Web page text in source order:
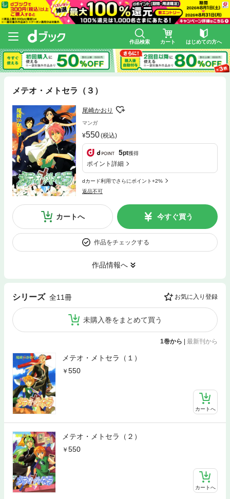
作品検索 カート はじめての方へ
メテオ・メトセラ（３）
尾崎かおり
マンガ
550(税込)
5pt獲得
ポイント詳細
dカード利用でさらにポイント+2%
返品不可
カートへ 今すぐ買う
作品をチェックする
作品情報へ
シリーズ 全11冊 お気に入り登録
未購入巻をまとめて買う
1巻から | 最新刊から
メテオ・メトセラ（１）
550
カートへ
メテオ・メトセラ（２）
550
カートへ